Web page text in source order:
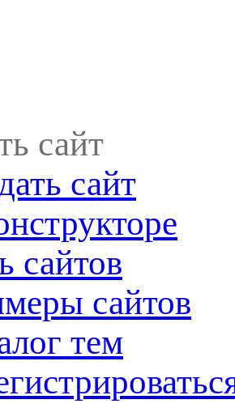
сайт
сайт
сайтов
сайтов
тем